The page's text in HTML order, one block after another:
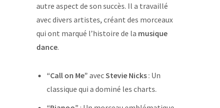
autre aspect de son succès. Il a travaillé
avec divers artistes, créant des morceaux
qui ont marqué l’histoire de la musique
dance.
“Call on Me” avecStevie Nicks: Un
classique qui a dominé les charts.